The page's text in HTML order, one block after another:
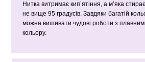
Нитка витримає кип’ятіння, а м’яка
не вище 95 градусів. Завдяки багатій
можна вишивати чудові роботи з
кольору.